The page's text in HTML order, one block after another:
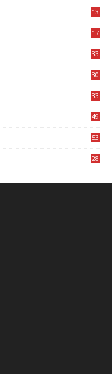
13
17
33
30
33
49
53
28